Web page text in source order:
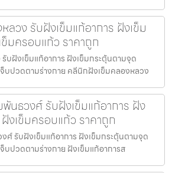
วง รับฝังเข็มแก้อาการ ฝังเข็ม
มครอบแก้ว ราคาถูก
บฝังเข็มแก้อาการ ฝังเข็มกระตุ้นตามจุด
จ็บปวดตามร่างกาย คลีนิกฝังเข็มคลองหลวง
นธวงศ์ รับฝังเข็มแก้อาการ ฝัง
งเข็มครอบแก้ว ราคาถูก
ศ์ รับฝังเข็มแก้อาการ ฝังเข็มกระตุ้นตามจุด
จ็บปวดตามร่างกาย ฝังเข็มแก้อาการส